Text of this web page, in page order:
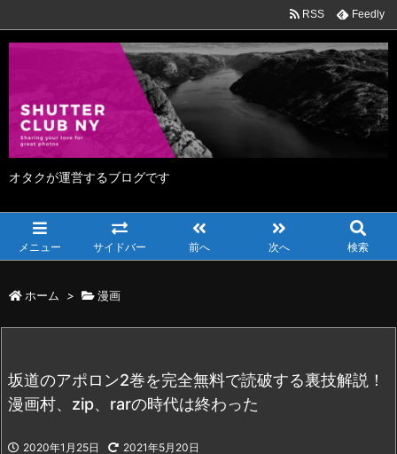
オタクが運営するブログです
メニュー サイドバー 前へ 次へ 検索
RSS Feedly
ホーム > 漫画
坂道のアポロン2巻を完全無料で読破する裏技解説！
漫画村、zip、rarの時代は終わった
2020年1月25日 2021年5月20日